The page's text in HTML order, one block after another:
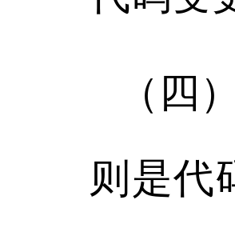
（四
则是代